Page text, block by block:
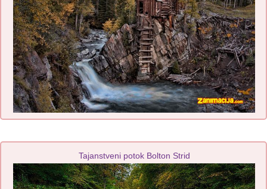
Tajanstveni potok Bolton Strid